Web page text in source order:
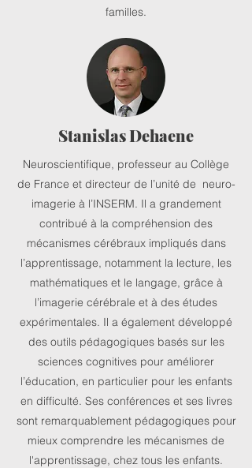
familles.
Stanislas Dehaene
Neuroscientifique, professeur au Collège
de France et directeur de l’unité de neuro-
imagerie à l’INSERM. Il a grandement
contribué à la compréhension des
mécanismes cérébraux impliqués dans
l’apprentissage, notamment la lecture, les
mathématiques et le langage, grâce à
l’imagerie cérébrale et à des études
expérimentales. Il a également développé
des outils pédagogiques basés sur les
sciences cognitives pour améliorer
l’éducation, en particulier pour les enfants
en difficulté. Ses conférences et ses livres
sont remarquablement pédagogiques pour
mieux comprendre les mécanismes de
l'apprentissage, chez tous les enfants.